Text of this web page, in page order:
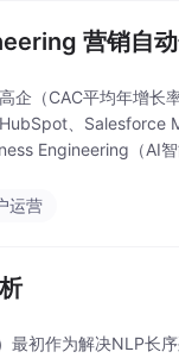
营销自
企（CAC平均年增长
、Salesforce
Engineering（AI
运营
初作为解决NLP长